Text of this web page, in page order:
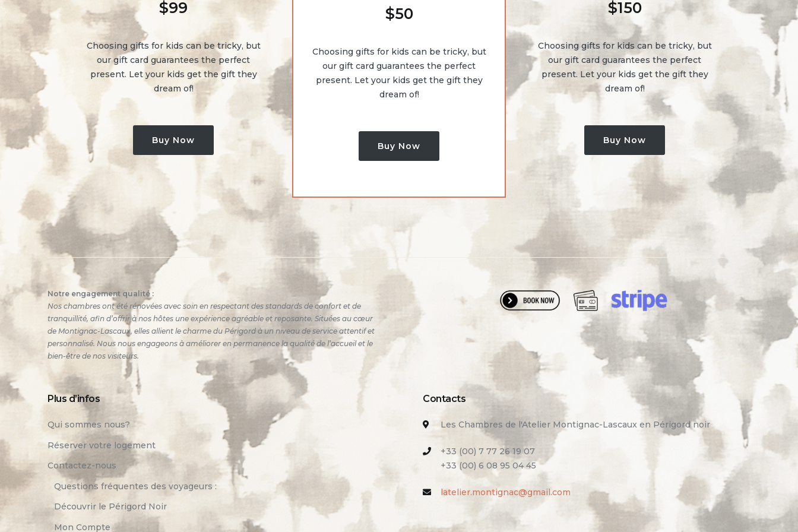
$99
Choosing gifts for kids can be tricky, but
our gift card guarantees the perfect
present. Let your kids get the gift they
dream of!
Buy Now
$50
Choosing gifts for kids can be tricky, but
our gift card guarantees the perfect
present. Let your kids get the gift they
dream of!
Buy Now
$150
Choosing gifts for kids can be tricky, but
our gift card guarantees the perfect
present. Let your kids get the gift they
dream of!
Buy Now
Notre engagement qualité :
Nos chambres ont été rénovées avec soin en respectant des standards de confort et de
tranquillité, afin d’offrir à nos hôtes une expérience agréable et reposante. Situées au cœur
de Montignac-Lascaux, elles allient le charme du Périgord à un niveau de service attentif et
personnalisé. Nous nous engageons à améliorer en permanence la qualité de l’accueil et le
bien-être de nos visiteurs.
Plus d’infos
Qui sommes nous?
Réserver votre logement
Contactez-nous
Questions fréquentes des voyageurs :
Découvrir le Périgord Noir
Mon Compte
Contacts
Les Chambres de l'Atelier Montignac-Lascaux en Périgord noir
+33 (00) 7 77 26 19 07
+33 (00) 6 08 95 04 45
latelier.montignac@gmail.com